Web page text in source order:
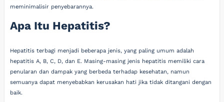
meminimalisir penyebarannya.
Apa Itu Hepatitis?
Hepatitis terbagi menjadi beberapa jenis, yang paling umum adalah
hepatitis A, B, C, D, dan E. Masing-masing jenis hepatitis memiliki cara
penularan dan dampak yang berbeda terhadap kesehatan, namun
semuanya dapat menyebabkan kerusakan hati jika tidak ditangani dengan
baik.